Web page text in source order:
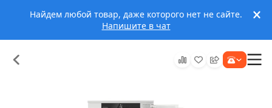
Найдем любой товар, даже которого нет не сайте.
Напишите в чат